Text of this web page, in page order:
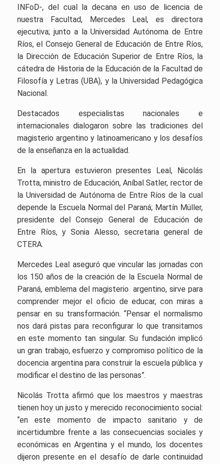
INFoD-, del cual la decana en uso de licencia de
nuestra Facultad, Mercedes Leal, es directora
ejecutiva; junto a la Universidad Autónoma de Entre
Ríos, el Consejo General de Educación de Entre Ríos,
la Dirección de Educación Superior de Entre Ríos, la
cátedra de Historia de la Educación de la Facultad de
Filosofía y Letras (UBA), y la Universidad Pedagógica
Nacional.
Destacados especialistas nacionales e
internacionales dialogaron sobre las tradiciones del
magisterio argentino y latinoamericano y los desafíos
de la enseñanza en la actualidad.
En la apertura estuvieron presentes Leal, Nicolás
Trotta, ministro de Educación, Aníbal Satler, rector de
la Universidad de Autónoma de Entre Ríos de la cual
depende la Escuela Normal del Paraná; Martín Müller,
presidente del Consejo General de Educación de
Entre Ríos, y Sonia Alesso, secretaria general de
CTERA.
Mercedes Leal aseguró que vincular las jornadas con
los 150 años de la creación de la Escuela Normal de
Paraná, emblema del magisterio argentino, sirve para
comprender mejor el oficio de educar, con miras a
pensar en su transformación. “Pensar el normalismo
nos dará pistas para reconfigurar lo que transitamos
en este momento tan singular. Su fundación implicó
un gran trabajo, esfuerzo y compromiso político de la
docencia argentina para construir la escuela pública y
modificar el destino de las personas”.
Nicolás Trotta afirmó que los maestros y maestras
tienen hoy un justo y merecido reconocimiento social:
“en este momento de impacto sanitario y de
incertidumbre frente a las consecuencias sociales y
económicas en Argentina y el mundo, los docentes
dijeron presente en el desafío de darle continuidad